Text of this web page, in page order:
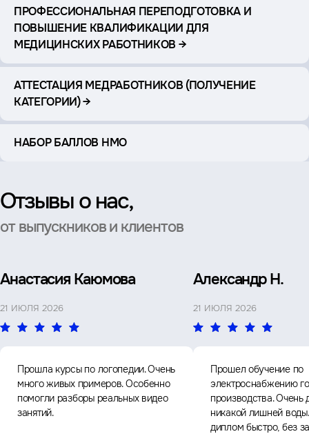
ПРОФЕССИОНАЛЬНАЯ ПЕРЕПОДГОТОВКА И
ПОВЫШЕНИЕ КВАЛИФИКАЦИИ ДЛЯ
МЕДИЦИНСКИХ РАБОТНИКОВ →
АТТЕСТАЦИЯ МЕДРАБОТНИКОВ (ПОЛУЧЕНИЕ
КАТЕГОРИИ) →
НАБОР БАЛЛОВ НМО
Отзывы о нас,
от выпускников и клиентов
Анастасия Каюмова
21 ИЮЛЯ 2026
Прошла курсы по логопедии. Очень
много живых примеров. Особенно
помогли разборы реальных видео
занятий.
Александр Н.
21 ИЮЛЯ 2026
Прошел обучение по
электроснабжению
производства. Очень
никакой лишней
диплом быстро, без